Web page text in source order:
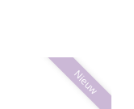
Nieuw